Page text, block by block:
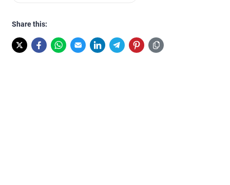
Share this: